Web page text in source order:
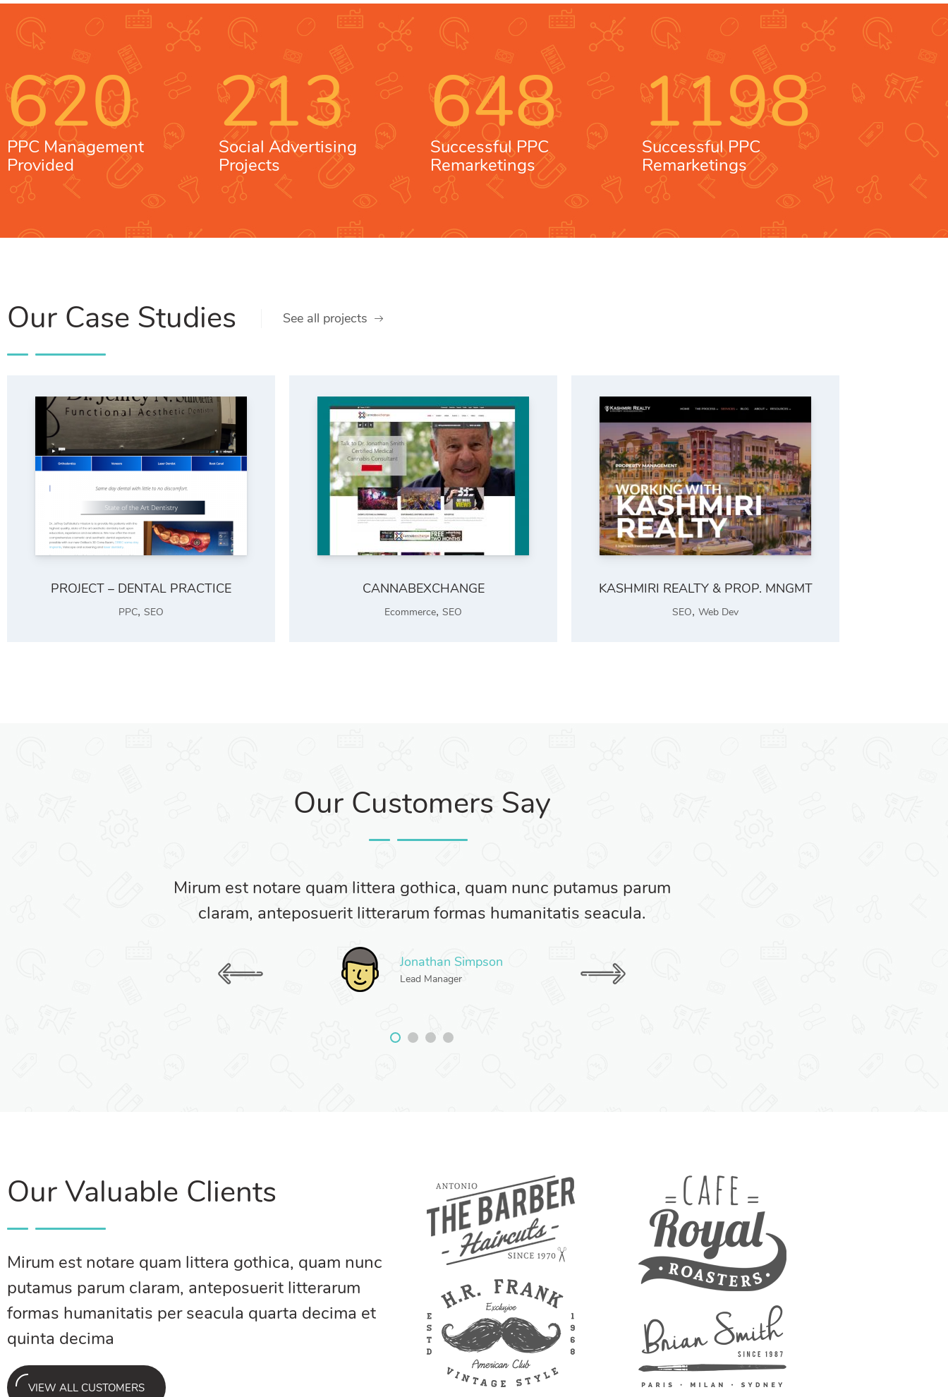
620
PPC Management
Provided
213
Social Advertising
Projects
648
Successful PPC
Remarketings
1198
Successful PPC
Remarketings
Our Case Studies See all projects
PROJECT – DENTAL PRACTICE
PPC, SEO
CANNABEXCHANGE
Ecommerce, SEO
KASHMIRI REALTY & PROP. MNGMT
SEO, Web Dev
Our Customers Say
Mirum est notare quam littera gothica, quam nunc putamus parum
claram, anteposuerit litterarum formas humanitatis seacula.
Jonathan Simpson
Lead Manager
Our Valuable Clients
Mirum est notare quam littera gothica, quam nunc
putamus parum claram, anteposuerit litterarum
formas humanitatis per seacula quarta decima et
quinta decima
VIEW ALL CUSTOMERS